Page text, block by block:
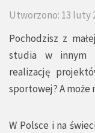
Utworzono: 13 luty
Pochodzisz z
studia w innym
realizację
sportowej? A może
W Polsce i na